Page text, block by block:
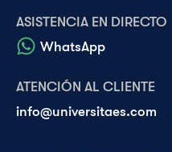
ASISTENCIA EN DIRECTO
WhatsApp
ATENCIÓN AL CLIENTE
info@universitaes.com